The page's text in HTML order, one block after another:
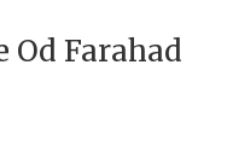
Od Farahad